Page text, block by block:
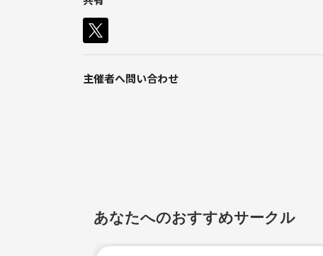
21時スタート😊❣️
全国どこからでも参加OK🙆‍♀️🙆‍♂️
👾
男女関係なく20代〜30代まで幅広い年代で、初めて
メッセージお待ちしてます💁🏼‍♀️
当日オンラインで参加される方は、zoomでみんな
主催者へ問い合わせ
あなたへのおすすめサークル